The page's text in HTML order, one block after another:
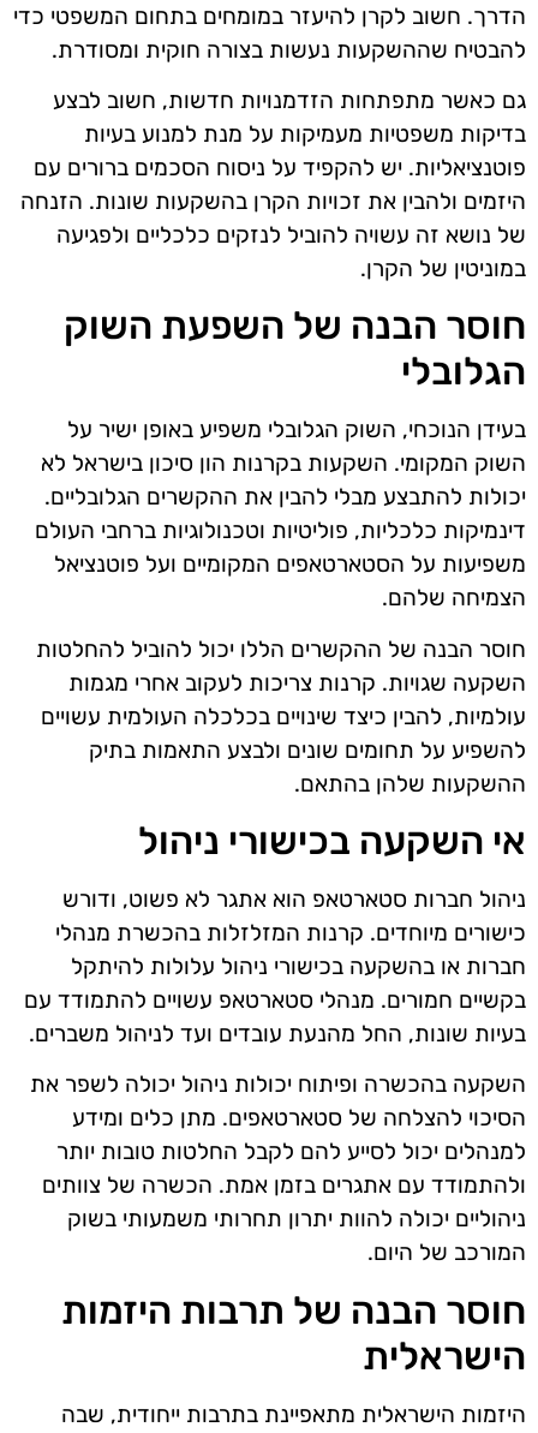
הדרך. חשוב לקרן להיעזר במומחים בתחום המשפטי כדי
להבטיח שההשקעות נעשות בצורה חוקית ומסודרת.
גם כאשר מתפתחות הזדמנויות חדשות, חשוב לבצע
בדיקות משפטיות מעמיקות על מנת למנוע בעיות
פוטנציאליות. יש להקפיד על ניסוח הסכמים ברורים עם
היזמים ולהבין את זכויות הקרן בהשקעות שונות. הזנחה
של נושא זה עשויה להוביל לנזקים כלכליים ולפגיעה
במוניטין של הקרן.
חוסר הבנה של השפעת השוק
הגלובלי
בעידן הנוכחי, השוק הגלובלי משפיע באופן ישיר על
השוק המקומי. השקעות בקרנות הון סיכון בישראל לא
יכולות להתבצע מבלי להבין את ההקשרים הגלובליים.
דינמיקות כלכליות, פוליטיות וטכנולוגיות ברחבי העולם
משפיעות על הסטארטאפים המקומיים ועל פוטנציאל
הצמיחה שלהם.
חוסר הבנה של ההקשרים הללו יכול להוביל להחלטות
השקעה שגויות. קרנות צריכות לעקוב אחרי מגמות
עולמיות, להבין כיצד שינויים בכלכלה העולמית עשויים
להשפיע על תחומים שונים ולבצע התאמות בתיק
ההשקעות שלהן בהתאם.
אי השקעה בכישורי ניהול
ניהול חברות סטארטאפ הוא אתגר לא פשוט, ודורש
כישורים מיוחדים. קרנות המזלזלות בהכשרת מנהלי
חברות או בהשקעה בכישורי ניהול עלולות להיתקל
בקשיים חמורים. מנהלי סטארטאפ עשויים להתמודד עם
בעיות שונות, החל מהנעת עובדים ועד לניהול משברים.
השקעה בהכשרה ופיתוח יכולות ניהול יכולה לשפר את
הסיכוי להצלחה של סטארטאפים. מתן כלים ומידע
למנהלים יכול לסייע להם לקבל החלטות טובות יותר
ולהתמודד עם אתגרים בזמן אמת. הכשרה של צוותים
ניהוליים יכולה להוות יתרון תחרותי משמעותי בשוק
המורכב של היום.
חוסר הבנה של תרבות היזמות
הישראלית
היזמות הישראלית מתאפיינת בתרבות ייחודית, שבה